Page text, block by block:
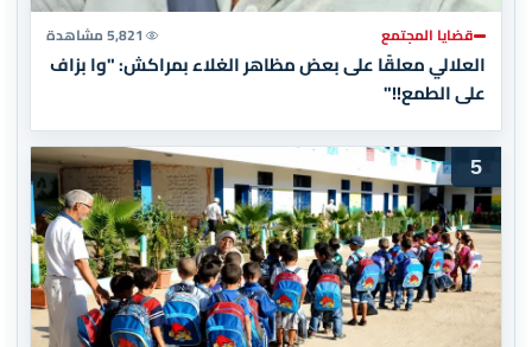
قضايا المجتمع 5,821 مشاهدة
العلالي معلقًا على بعض مظاهر الغلاء بمراكش: "وا بزاف
على الطمع!!"
5